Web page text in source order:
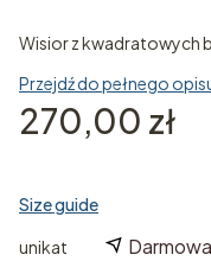
Wisior z kwadratowych
Przejdź do pełnego
Cena
270,00 zł
Size guide
unikat